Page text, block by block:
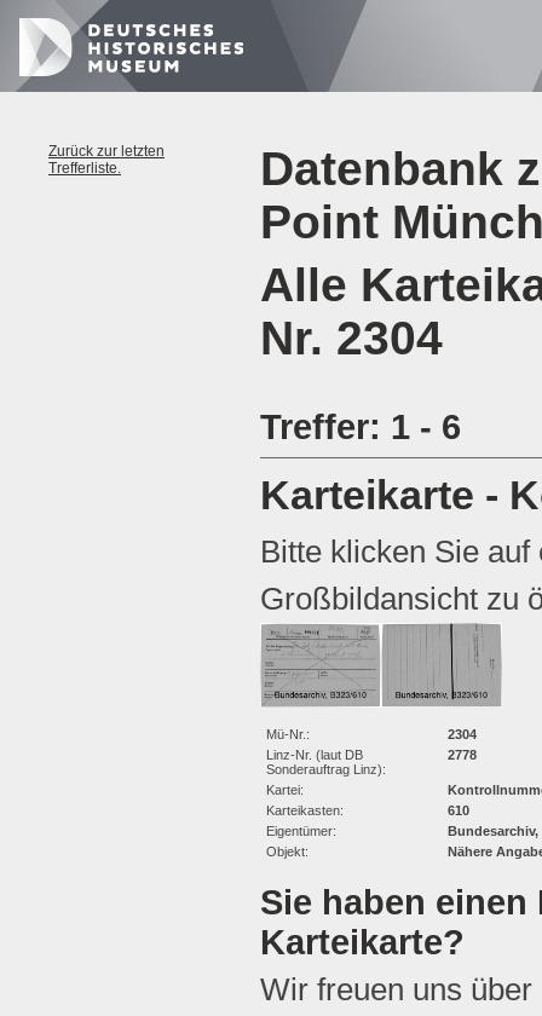
Zurück zur letzten
Trefferliste.
Datenbank
Point
Alle
Nr. 2304
Treffer: 1 - 6
Karteikarte -
Bitte klicken Sie
Großbildansicht zu
Mü-Nr.:
2304
Linz-Nr. (laut DB
Sonderauftrag Linz):
2778
Kartei:
Karteikasten:
610
Eigentümer:
Bundesarchiv,
Objekt:
Nähere
Sie haben
Karteikarte?
Wir freuen uns